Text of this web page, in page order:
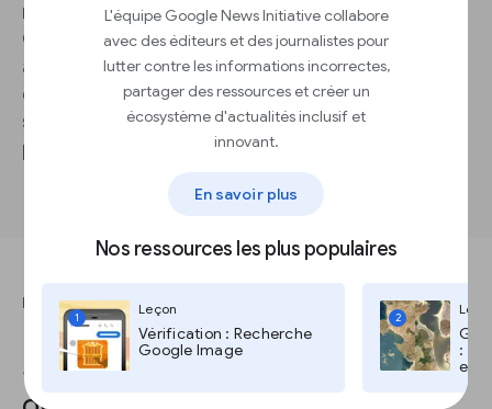
L'équipe Google News Initiative collabore
avec des éditeurs et des journalistes pour
lutter contre les informations incorrectes,
partager des ressources et créer un
écosystème d'actualités inclusif et
innovant.
En savoir plus
Nos ressources les plus populaires
1
Leçon
Vérification : Recherche
Google Image
2
:
et
nombreux produits tels que Google Maps et
Google Earth incorporent automatiquement une
attribution à Google et au fournisseur de
données. Nous avons également mis en place un
site d’attributions pour répondre à vos questions
plus détaillées.
RÉPONDEZ À CETTE QUESTION POUR TERMINER LA LEÇON.
Sur le site